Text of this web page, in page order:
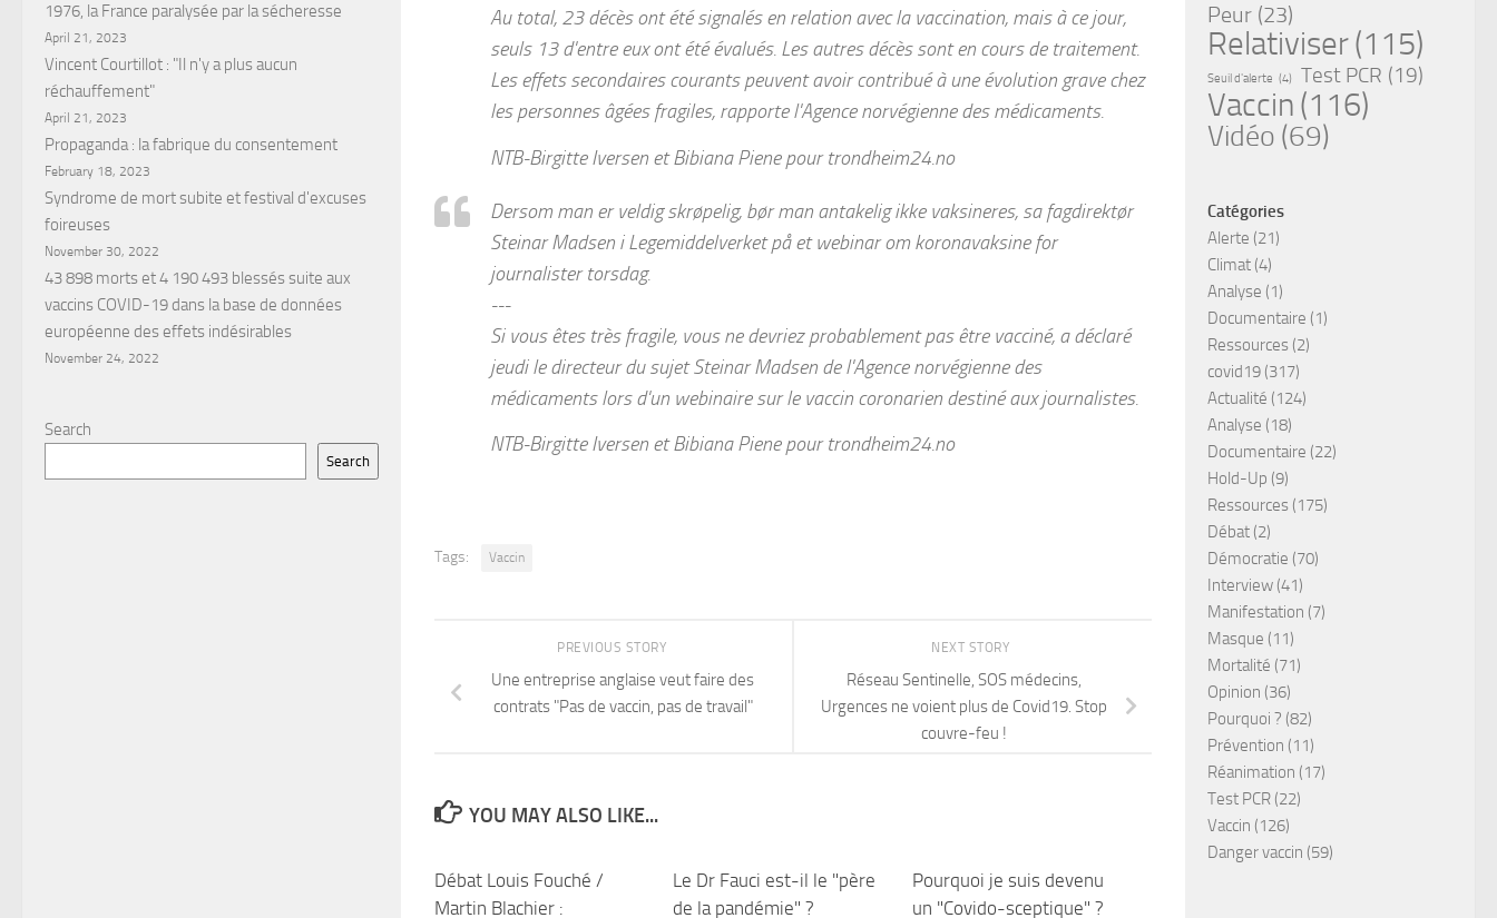
Au total, 23 décès ont été signalés en relation avec la vaccination, mais à ce jour,
seuls 13 d'entre eux ont été évalués. Les autres décès sont en cours de traitement.
Les effets secondaires courants peuvent avoir contribué à une évolution grave chez
les personnes âgées fragiles, rapporte l'Agence norvégienne des médicaments.
NTB-Birgitte Iversen et Bibiana Piene pour trondheim24.no
Dersom man er veldig skrøpelig, bør man antakelig ikke vaksineres, sa fagdirektør
Steinar Madsen i Legemiddelverket på et webinar om koronavaksine for
journalister torsdag.
---
Si vous êtes très fragile, vous ne devriez probablement pas être vacciné, a déclaré
jeudi le directeur du sujet Steinar Madsen de l'Agence norvégienne des
médicaments lors d'un webinaire sur le vaccin coronarien destiné aux journalistes.
NTB-Birgitte Iversen et Bibiana Piene pour trondheim24.no
Tags: Vaccin
NEXT STORY
Réseau Sentinelle, SOS médecins,
Urgences ne voient plus de Covid19. Stop
couvre-feu !
PREVIOUS STORY
Une entreprise anglaise veut faire des
contrats "Pas de vaccin, pas de travail"
YOU MAY ALSO LIKE...
Débat Louis Fouché /
Martin Blachier :
Le Dr Fauci est-il le "père
de la pandémie" ?
Pourquoi je suis devenu
un "Covido-sceptique" ?
1976, la France paralysée par la sécheresse
April 21, 2023
Vincent Courtillot : "Il n'y a plus aucun
réchauffement"
April 21, 2023
Propaganda : la fabrique du consentement
February 18, 2023
Syndrome de mort subite et festival d'excuses
foireuses
November 30, 2022
43 898 morts et 4 190 493 blessés suite aux
vaccins COVID-19 dans la base de données
européenne des effets indésirables
November 24, 2022
Search
Search
Peur (23)
Relativiser(115)
Seuil d'alerte (4) Test PCR (19)
Vaccin (116)
Vidéo (69)
Catégories
Alerte (21)
Climat (4)
Analyse (1)
Documentaire (1)
Ressources (2)
covid19 (317)
Actualité (124)
Analyse (18)
Documentaire (22)
Hold-Up (9)
Ressources (175)
Débat (2)
Démocratie (70)
Interview (41)
Manifestation (7)
Masque (11)
Mortalité (71)
Opinion (36)
Pourquoi ? (82)
Prévention (11)
Réanimation (17)
Test PCR (22)
Vaccin (126)
Danger vaccin (59)